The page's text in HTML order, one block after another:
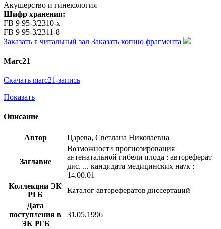
Акушерство и гинекология
Шифр хранения:
FB 9 95-3/2310-x
FB 9 95-3/2311-8
Заказать в читальный зал Заказать копию фрагмента
Marc21
Скачать marc21-запись
Показать
Описание
Автор Царева, Светлана Николаевна
Заглавие
Возможности прогнозирования
антенатальной гибели плода : автореферат
дис. ... кандидата медицинских наук :
14.00.01
Коллекции ЭК
РГБ
Каталог авторефератов диссертаций
Дата
поступления в
ЭК РГБ
31.05.1996